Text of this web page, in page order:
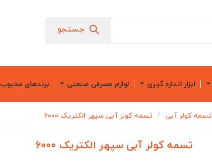
جستجو
ابزار اندازه گیری لوازم مصرفی صنعتی برندهای محبوب
تسمه کولر آبی تسمه کولر آبی سپهر الکتریک ۶۰۰۰
تسمه کولر آبی سپهر الکتریک ۶۰۰۰